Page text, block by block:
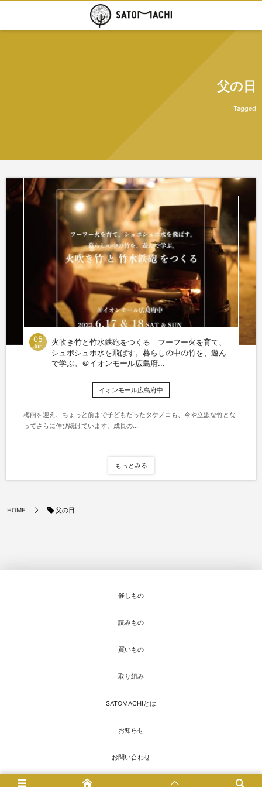
父の日
Tagged
05
Jun
火吹き竹と竹水鉄砲をつくる｜フーフー火を育て、
シュポシュポ水を飛ばす。暮らしの中の竹を、遊ん
で学ぶ。＠イオンモール広島府...
イオンモール広島府中
梅雨を迎え、ちょっと前まで子どもだったタケノコも、今や立派な竹とな
ってさらに伸び続けています。成長の...
もっとみる
HOME 父の日
催しもの
読みもの
買いもの
取り組み
SATOMACHIとは
お知らせ
お問い合わせ